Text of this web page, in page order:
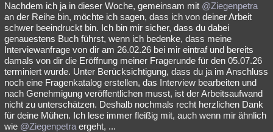
Lesenswert Schlüsselwörter
Nachdem ich ja in dieser Woche, gemeinsam mit @Ziegenpetra
an der Reihe bin, möchte ich sagen, dass ich von deiner Arbeit
schwer beeindruckt bin. Ich bin mir sicher, dass du dabei
genauestens Buch führst, wenn ich bedenke, dass meine
Interviewanfrage von dir am 26.02.26 bei mir eintraf und bereits
damals von dir die Eröffnung meiner Fragerunde für den 05.07.26
terminiert wurde. Unter Berücksichtigung, dass du ja im Anschluss
noch eine Fragenkatalog erstellen, das Interview bearbeiten und
nach Genehmigung veröffentlichen musst, ist der Arbeitsaufwand
nicht zu unterschätzen. Deshalb nochmals recht herzlichen Dank
für deine Mühen. Ich lese immer fleißig mit, auch wenn mir ähnlich
wie @Ziegenpetra ergeht, ...